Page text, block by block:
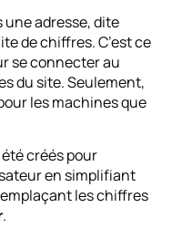
une adresse, dite
de chiffres. C’est ce
se connecter au
du site. Seulement,
les machines que
créés pour
en simplifiant
les chiffres
.